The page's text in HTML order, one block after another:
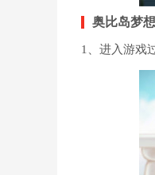
奥比岛梦
1、进入游戏